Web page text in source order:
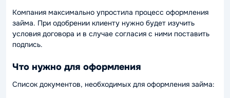
Компания максимально упростила процесс оформления
займа. При одобрении клиенту нужно будет изучить
условия договора и в случае согласия с ними поставить
подпись.
Что нужно для оформления
Список документов, необходимых для оформления займа: